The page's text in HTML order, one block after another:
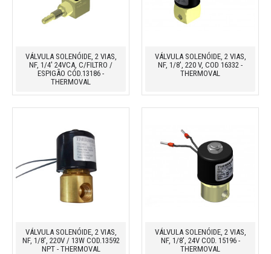
VÁLVULA SOLENÓIDE, 2 VIAS,
NF, 1/4' 24VCA, C/FILTRO /
ESPIGÃO CÓD.13186 -
THERMOVAL
VÁLVULA SOLENÓIDE, 2 VIAS,
NF, 1/8', 220 V, COD 16332 -
THERMOVAL
VÁLVULA SOLENÓIDE, 2 VIAS,
NF, 1/8', 220V / 13W COD.13592
NPT - THERMOVAL
VÁLVULA SOLENÓIDE, 2 VIAS,
NF, 1/8', 24V COD. 15196 -
THERMOVAL